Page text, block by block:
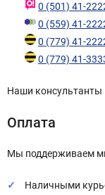
0 (501) 41-
0 (559) 41-
0 (779) 41-
0 (779) 41-
Наши консультанты
Оплата
Мы поддерживаем
Наличными